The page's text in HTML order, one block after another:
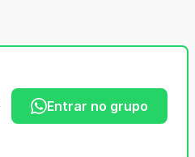
Entrar no grupo